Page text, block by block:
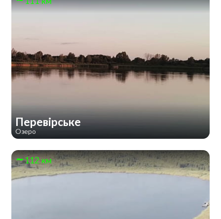
Перевірське
Озеро
112 км